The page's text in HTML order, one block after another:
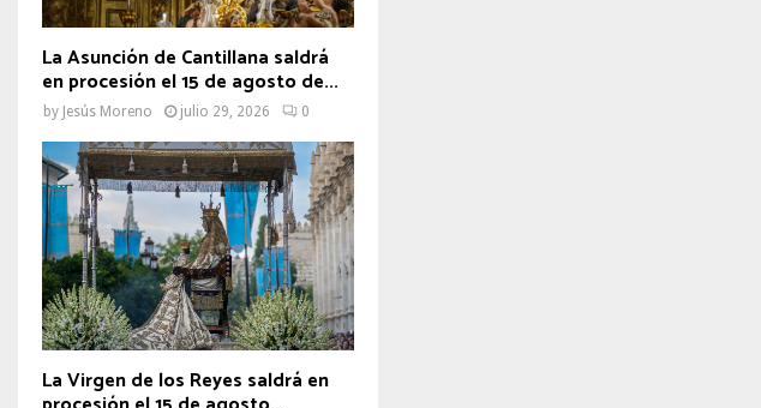
La Asunción de Cantillana saldrá
en procesión el 15 de agosto de...
by Jesús Moreno julio 29, 2026 0
La Virgen de los Reyes saldrá en